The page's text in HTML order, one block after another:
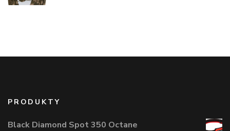
PRODUKTY
Black Diamond Spot 350 Octane